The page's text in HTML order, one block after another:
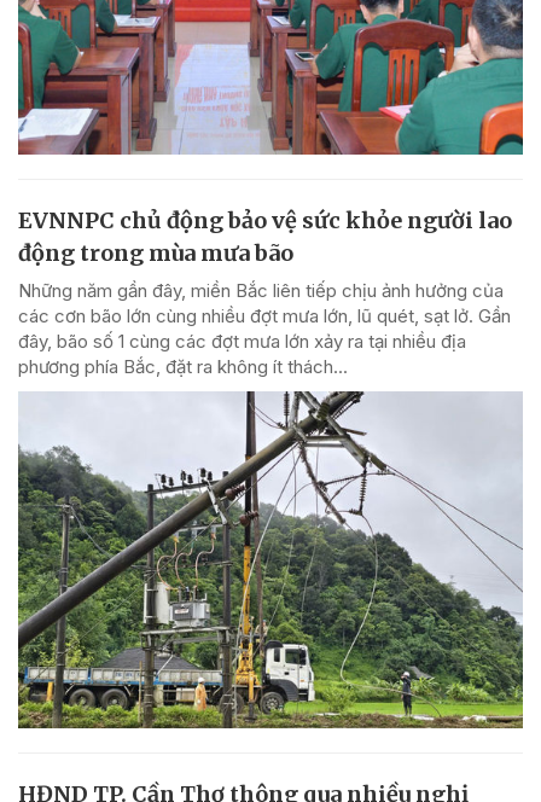
EVNNPC chủ động bảo vệ sức khỏe người lao
động trong mùa mưa bão
Những năm gần đây, miền Bắc liên tiếp chịu ảnh hưởng của
các cơn bão lớn cùng nhiều đợt mưa lớn, lũ quét, sạt lở. Gần
đây, bão số 1 cùng các đợt mưa lớn xảy ra tại nhiều địa
phương phía Bắc, đặt ra không ít thách...
HĐND TP. Cần Thơ thông qua nhiều nghị